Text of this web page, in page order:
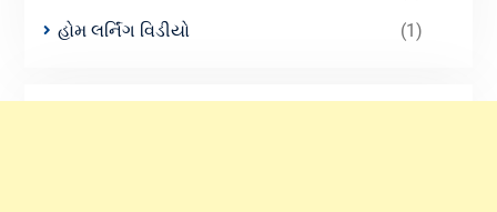
હોમ લર્નિંગ વિડીયો
(1)